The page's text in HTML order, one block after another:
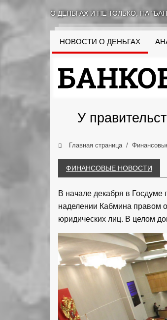
О ДЕНЬГАХ И НЕ ТОЛЬКО, НА
НОВОСТИ О ДЕНЬГАХ
У
Главная страница
ФИНАНСОВЫЕ НОВОСТИ
В начале декабря в Госдуме
наделении Кабмина правом
юридических лиц. В целом